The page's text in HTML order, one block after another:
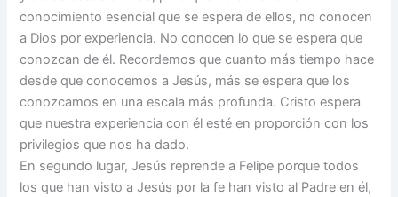
conocimiento esencial que se espera de ellos, no conocen
a Dios por experiencia. No conocen lo que se espera que
conozcan de él. Recordemos que cuanto más tiempo hace
desde que conocemos a Jesús, más se espera que los
conozcamos en una escala más profunda. Cristo espera
que nuestra experiencia con él esté en proporción con los
privilegios que nos ha dado.
En segundo lugar, Jesús reprende a Felipe porque todos
los que han visto a Jesús por la fe han visto al Padre en él,